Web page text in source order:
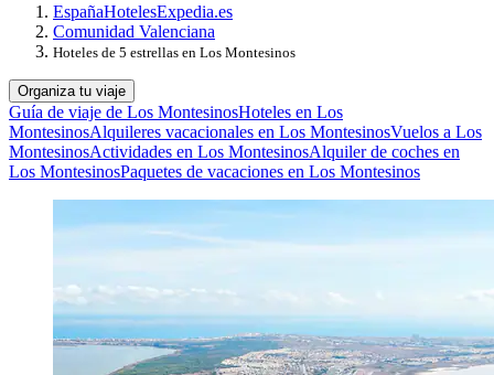
EspañaHotelesExpedia.es
Comunidad Valenciana
Hoteles de 5 estrellas en Los Montesinos
Organiza tu viaje
Guía de viaje de Los MontesinosHoteles en Los
MontesinosAlquileres vacacionales en Los MontesinosVuelos a Los
MontesinosActividades en Los MontesinosAlquiler de coches en
Los MontesinosPaquetes de vacaciones en Los Montesinos